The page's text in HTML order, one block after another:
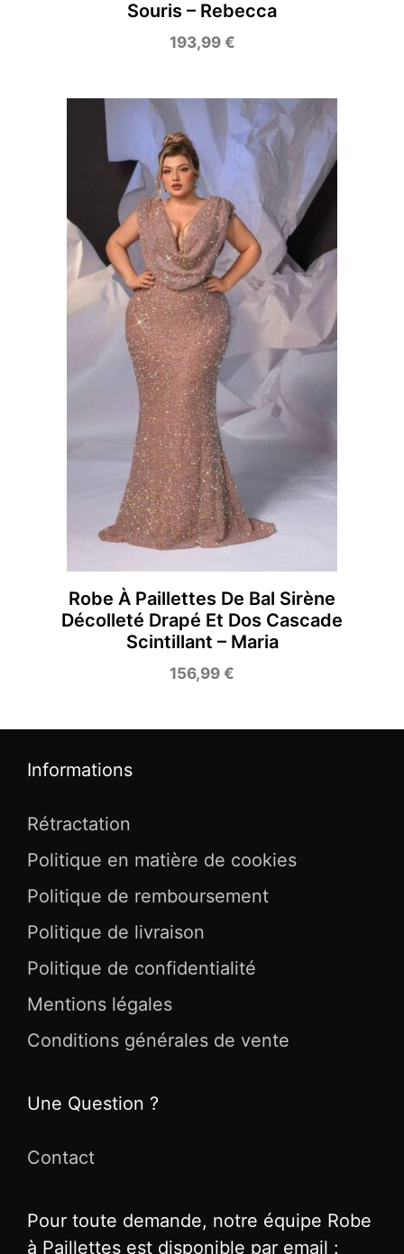
Souris – Rebecca
193,99€
Robe À Paillettes De Bal Sirène
Décolleté Drapé Et Dos Cascade
Scintillant – Maria
156,99€
Informations
Rétractation
Politique en matière de cookies
Politique de remboursement
Politique de livraison
Politique de confidentialité
Mentions légales
Conditions générales de vente
Une Question ?
Contact
Pour toute demande, notre équipe Robe
à Paillettes est disponible par email :